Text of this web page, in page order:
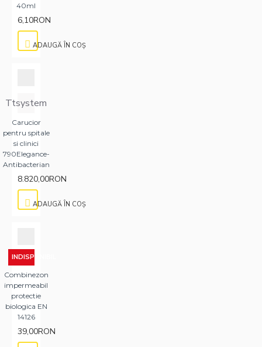
40ml
6,10RON
ADAUGĂ ÎN COŞ
Ttsystem
Carucior
pentru spitale
si clinici
790Elegance-
Antibacterian
8.820,00RON
ADAUGĂ ÎN COŞ
INDISPONIBIL
Combinezon
impermeabil
protectie
biologica EN
14126
39,00RON